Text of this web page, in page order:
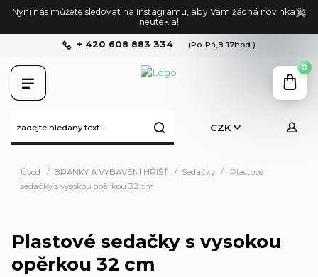
Nyní nás můžete sledovat na Instagramu, aby Vám žádná novinka již
neutekla!
CZK
+ 420 608 883 334 (Po-Pá,8-17hod.)
0
Úvod BRANKY A VYBAVENÍ HŘIŠŤ Sedačky
Plastové
sedačky s vysokou opěrkou 32 cm
Plastové sedačky s vysokou
opěrkou 32 cm